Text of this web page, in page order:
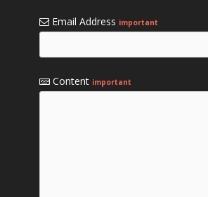
Email Address important
Content important